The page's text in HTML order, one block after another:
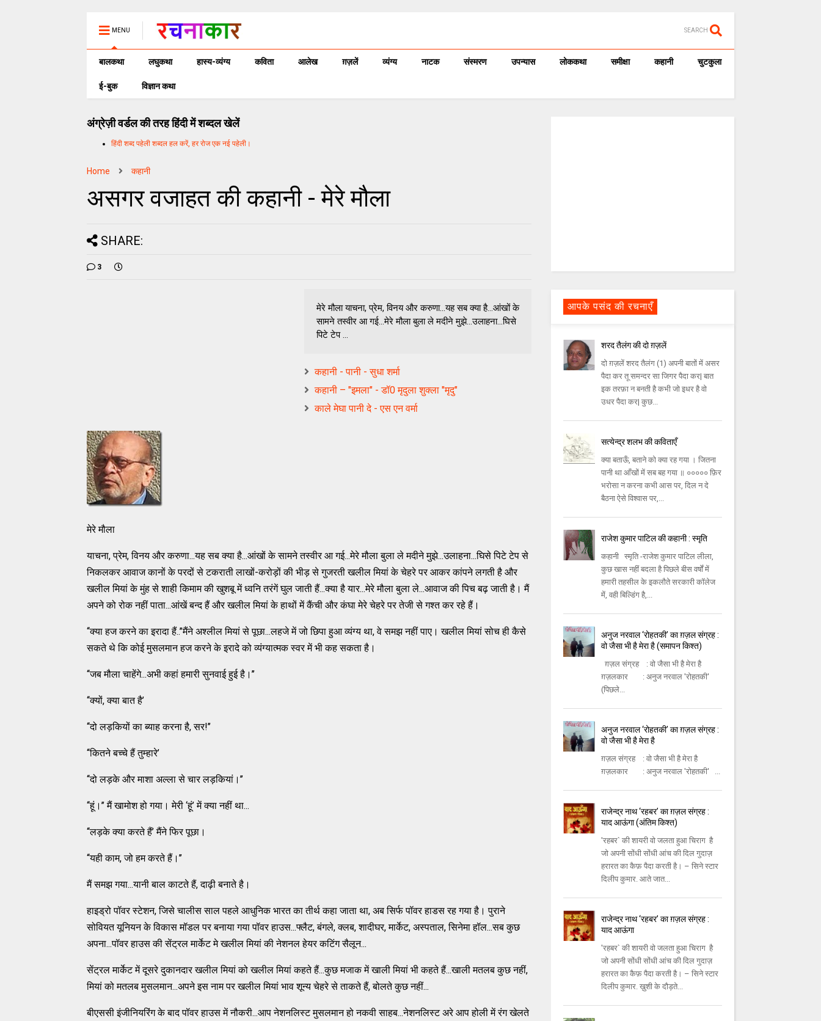
MENU SEARCH
बालकथा लघुकथा हास्य-व्यंग्य कविता आलेख ग़ज़लें व्यंग्य नाटक संस्मरण उपन्यास लोककथा समीक्षा कहानी चुटकुला
ई-बुक विज्ञान कथा
अंग्रेज़ी वर्डल की तरह हिंदी में शब्दल खेलें
हिंदी शब्द पहेली शब्दल हल करें, हर रोज एक नई पहेली।
Home कहानी
असगर वजाहत की कहानी - मेरे मौला
SHARE:
3
मेरे मौला याचना, प्रेम, विनय और करुणा...यह सब क्या है...आंखों के
सामने तस्वीर आ गई...मेरे मौला बुला ले मदीने मुझे...उलाहना...घिसे
पिटे टेप ...
कहानी - पानी - सुधा शर्मा
कहानी – "इमला" - डॉ0 मृदुला शुक्ला "मृदु"
काले मेघा पानी दे - एस एन वर्मा
मेरे मौला
याचना, प्रेम, विनय और करुणा...यह सब क्या है...आंखों के सामने तस्वीर आ गई...मेरे मौला बुला ले मदीने मुझे...उलाहना...घिसे पिटे टेप से
निकलकर आवाज कानों के परदों से टकराती लाखों-करोड़ों की भीड़ से गुजरती खलील मियां के चेहरे पर आकर कांपने लगती है और
खलील मियां के मुंह से शाही किमाम की खुशबू में ध्वनि तरंगें घुल जाती हैं...क्या है यार...मेरे मौला बुला ले...आवाज की पिच बढ़ जाती है। मैं
अपने को रोक नहीं पाता...आंखें बन्द हैं और खलील मियां के हाथों में कैंची और कंघा मेरे चेहरे पर तेजी से गश्त कर रहे हैं।
‘‘क्या हज करने का इरादा हैं..’’मैंने अश्लील मियां से पूछा...लहजे में जो छिपा हुआ व्यंग्य था, वे समझ नहीं पाए। खलील मियां सोच ही कैसे
सकते थे कि कोई मुसलमान हज करने के इरादे को व्यंग्यात्मक स्वर में भी कह सकता है।
‘‘जब मौला चाहेंगे...अभी कहां हमारी सुनवाई हुई है।’’
‘‘क्यों, क्या बात है’
‘‘दो लड़कियों का ब्याह करना है, सर!’’
‘‘कितने बच्चे हैं तुम्हारे’
‘‘दो लड़के और माशा अल्ला से चार लड़कियां।’’
‘‘हूं।’’ मैं खामोश हो गया। मेरी ‘हूं’ में क्या नहीं था...
‘‘लड़के क्या करते हैं’ मैंने फिर पूछा।
‘‘यही काम, जो हम करते हैं।’’
मैं समझ गया...यानी बाल काटते हैं, दाढ़ी बनाते है।
हाइड्रो पॉवर स्टेशन, जिसे चालीस साल पहले आधुनिक भारत का तीर्थ कहा जाता था, अब सिर्फ पॉवर हाडस रह गया है। पुराने
सोवियत यूनियन के विकास मॉडल पर बनाया गया पॉवर हाउस...फ्लैट, बंगले, क्लब, शादीघर, मार्केट, अस्पताल, सिनेमा हॉल...सब कुछ
अपना...पॉवर हाउस की सेंट्रल मार्केट मे खलील मियां की नेशनल हेयर कटिंग सैलून...
सेंट्रल मार्केट में दूसरे दुकानदार खलील मियां को खलील मियां कहते हैं...कुछ मजाक में खाली मियां भी कहते हैं...खाली मतलब कुछ नहीं,
मियां को मतलब मुसलमान...अपने इस नाम पर खलील मियां भाव शून्य चेहरे से ताकते हैं, बोलते कुछ नहीं...
बीएससी इंजीनियरिंग के बाद पॉवर हाउस में नौकरी...आप नेशनलिस्ट मुसलमान हो नकवी साहब...नेशनलिस्ट अरे आप होली में रंग खेलते
आपके पसंद की रचनाएँ
शरद तैलंग की दो ग़ज़लें
दो ग़ज़लें शरद तैलंग (1) अपनी बातों में असर
पैदा कर तू समन्दर सा जिगर पैदा कर| बात
इक तरफ़ा न बनती है कभी जो इधर है वो
उधर पैदा कर| कुछ...
सत्येन्द्र शलभ की कविताएँ
क्या बताऊँ, बताने को क्या रह गया । जितना
पानी था आँखों में सब बह गया ॥ ००००० फ़िर
भरोसा न करना कभी आस पर, दिल न दे
बैठना ऐसे विश्वास पर,...
राजेश कुमार पाटिल की कहानी : स्मृति
कहानी स्मृति -राजेश कुमार पाटिल लीला,
कुछ खास नहीं बदला है पिछले बीस वर्षों में
हमारी तहसील के इकलौते सरकारी कॉलेज
में, वही बिल्डिंग है,...
अनुज नरवाल ‘रोहतकी’ का ग़ज़ल संग्रह :
वो जैसा भी है मेरा है (समापन किश्त)
ग़ज़ल संग्रह : वो जैसा भी है मेरा है
ग़ज़लकार : अनुज नरवाल 'रोहतकी'
(पिछले...
अनुज नरवाल ‘रोहतकी’ का ग़ज़ल संग्रह :
वो जैसा भी है मेरा है
ग़ज़ल संग्रह : वो जैसा भी है मेरा है
ग़ज़लकार : अनुज नरवाल 'रोहतकी' ...
राजेन्द्र नाथ ‘रहबर’ का ग़ज़ल संग्रह :
याद आऊंगा (अंतिम किश्त)
'रहबर` की शायरी वो जलता हुआ चिराग है
जो अपनी सोंधी सोंधी आंच की दिल गुदाज़
हरारत का कैफ़ पैदा करती है। – सिने स्टार
दिलीप कुमार. आते जात...
राजेन्द्र नाथ ‘रहबर’ का ग़ज़ल संग्रह :
याद आऊंगा
'रहबर` की शायरी वो जलता हुआ चिराग है
जो अपनी सोंधी सोंधी आंच की दिल गुदाज़
हरारत का कैफ़ पैदा करती है। – सिने स्टार
दिलीप कुमार. ख़ुशी के दौड़ते...